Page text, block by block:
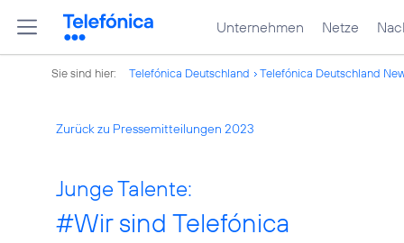
Unternehmen Netze
Sie sind hier: Telefónica Deutschland Telefónica Deutschland
Zurück zu Pressemitteilungen 2023
Junge Talente:
#Wirsind Telefónica